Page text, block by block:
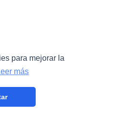
para mejorar la
más